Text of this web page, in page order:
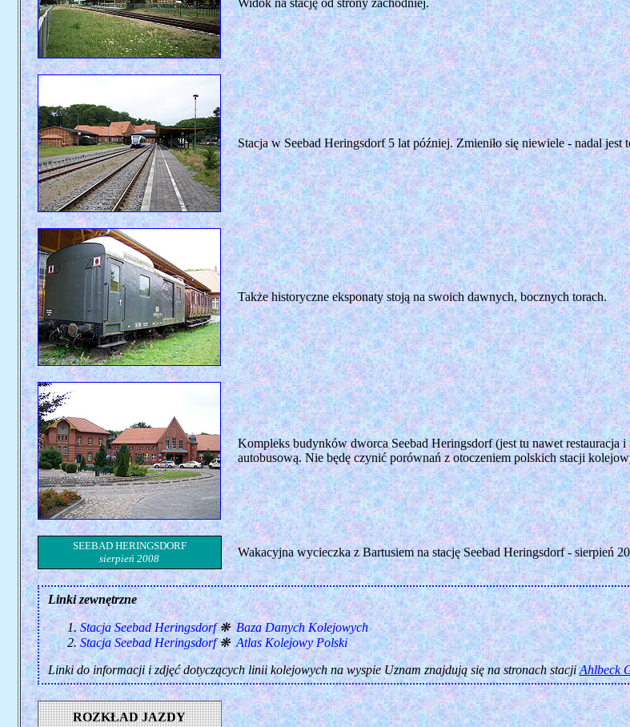
Widok na stację od strony zachodniej.
Stacja w Seebad Heringsdorf 5 lat później. Zmieniło się niewiele - nadal
Także historyczne eksponaty stoją na swoich dawnych, bocznych torach.
Kompleks budynków dworca Seebad Heringsdorf (jest tu nawet
autobusową. Nie będę czynić porównań z otoczeniem polskich stacji
SEEBAD HERINGSDORF
sierpień 2008
Wakacyjna wycieczka z Bartusiem na stację Seebad Heringsdorf - sierpień
Linki zewnętrzne
Stacja Seebad Heringsdorf❋ Baza Danych Kolejowych
Stacja Seebad Heringsdorf❋ Atlas Kolejowy Polski
Linki do informacji i zdjęć dotyczących linii kolejowych na wyspie Uznam znajdują się na stronach stacjiAhlbeck
ROZKŁAD JAZDY